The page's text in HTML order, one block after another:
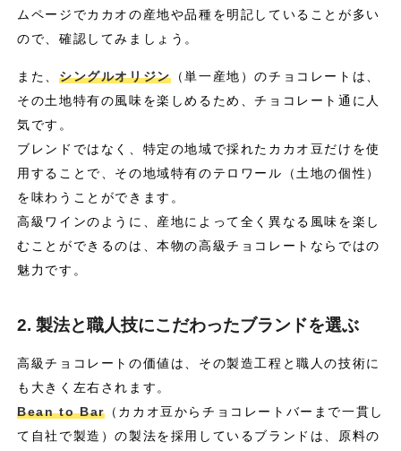
ムページでカカオの産地や品種を明記していることが多い
ので、確認してみましょう。
また、 シングルオリジン（単一産地）のチョコレートは、
その土地特有の風味を楽しめるため、チョコレート通に人
気です。
ブレンドではなく、特定の地域で採れたカカオ豆だけを使
用することで、その地域特有のテロワール（土地の個性）
を味わうことができます。
高級ワインのように、産地によって全く異なる風味を楽し
むことができるのは、本物の高級チョコレートならではの
魅力です。
2. 製法と職人技にこだわったブランドを選ぶ
高級チョコレートの価値は、その製造工程と職人の技術に
も大きく左右されます。
Bean to Bar（カカオ豆からチョコレートバーまで一貫し
て自社で製造）の製法を採用しているブランドは、原料の